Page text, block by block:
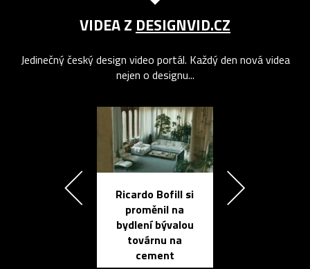
VIDEA Z DESIGNVID.CZ
Jedinečný český design video portál. Každý den nová videa
nejen o designu...
Ricardo Bofill si
proměnil na
bydlení bývalou
továrnu na
cement